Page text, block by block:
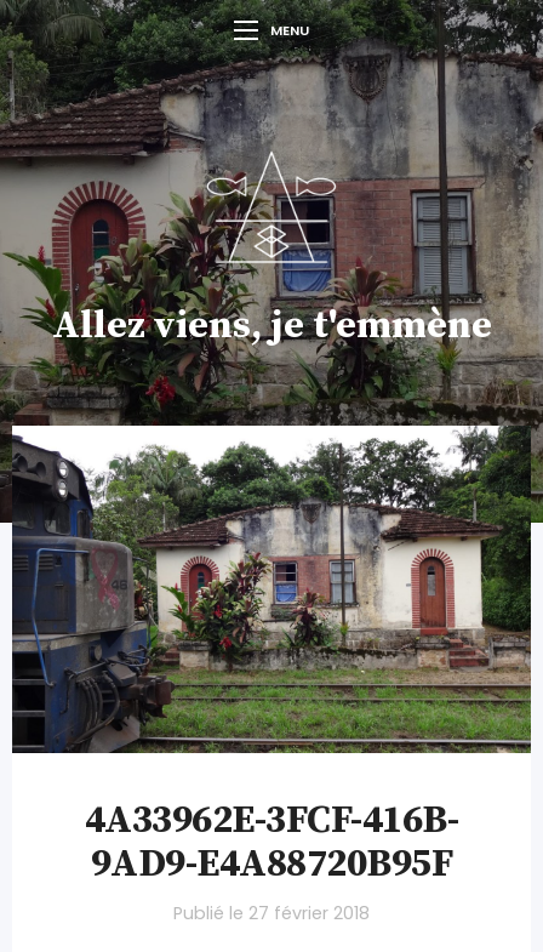
MENU
Allez viens, je t'emmène
4A33962E-3FCF-416B-
9AD9-E4A88720B95F
Publié le 27 février 2018